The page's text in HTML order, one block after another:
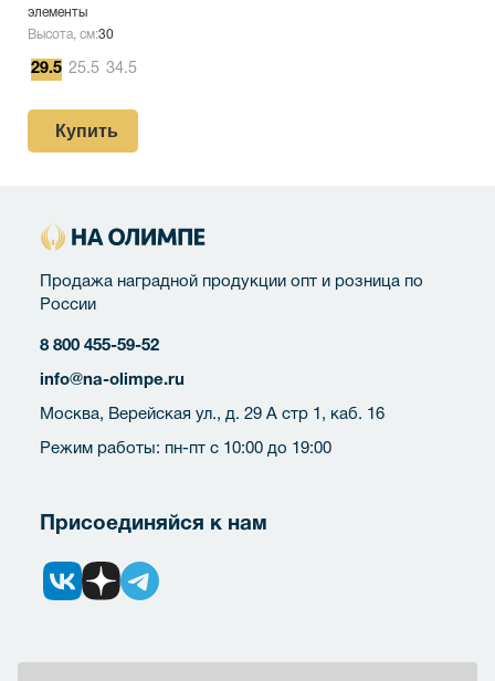
элементы
Высота, см:30
29.5 25.5 34.5
Купить
Продажа наградной продукции опт и розница по
России
8 800 455-59-52
info@na-olimpe.ru
Москва, Верейская ул., д. 29 А стр 1, каб. 16
Режим работы: пн-пт с 10:00 до 19:00
Присоединяйся к нам